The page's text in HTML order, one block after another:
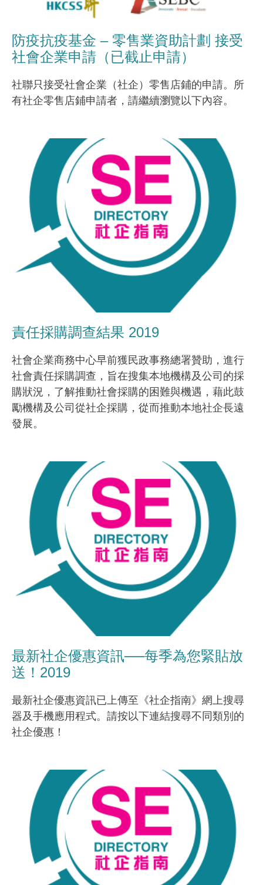
防疫抗疫基金 – 零售業資助計劃 接受
社會企業申請（已截止申請）
社聯只接受社會企業（社企）零售店鋪的申請。所
有社企零售店鋪申請者，請繼續瀏覽以下內容。
責任採購調查結果 2019
社會企業商務中心早前獲民政事務總署贊助，進行
社會責任採購調查，旨在搜集本地機構及公司的採
購狀況，了解推動社會採購的困難與機遇，藉此鼓
勵機構及公司從社企採購，從而推動本地社企長遠
發展。
最新社企優惠資訊──每季為您緊貼放
送！2019
最新社企優惠資訊已上傳至《社企指南》網上搜尋
器及手機應用程式。請按以下連結搜尋不同類別的
社企優惠！